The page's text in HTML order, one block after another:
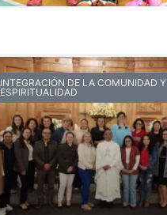
INTEGRACIÓN DE LA COMUNIDAD Y
ESPIRITUALIDAD